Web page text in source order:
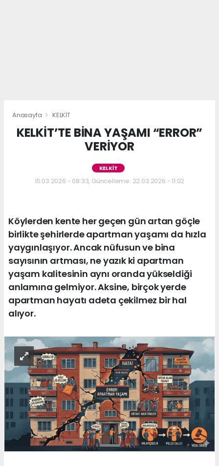
Anasayfa KELKİT
KELKİT’TE BİNA YAŞAMI “ERROR”
VERİYOR
KELKİT
15.03.2026 - 08:33, Güncelleme: 22.03.2026 - 11:02
Köylerden kente her geçen gün artan göçle
birlikte şehirlerde apartman yaşamı da hızla
yaygınlaşıyor. Ancak nüfusun ve bina
sayısının artması, ne yazık ki apartman
yaşam kalitesinin aynı oranda yükseldiği
anlamına gelmiyor. Aksine, birçok yerde
apartman hayatı adeta çekilmez bir hal
alıyor.